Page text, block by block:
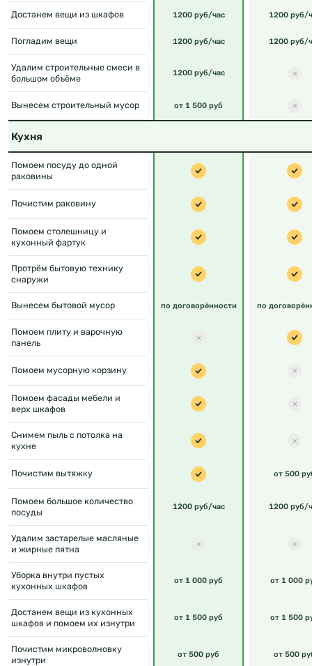
Достанем вещи из шкафов 1200 руб/час 1200 руб/
Погладим вещи 1200 руб/час 1200 руб/
Удалим строительные смеси в
большом объёме
1200 руб/час
Вынесем строительный мусор от 1 500 руб
Кухня
Помоем посуду до одной
раковины
Почистим раковину
Помоем столешницу и
кухонный фартук
Протрём бытовую технику
снаружи
Вынесем бытовой мусор по договорённости по
Помоем плиту и варочную
панель
Помоем мусорную корзину
Помоем фасады мебели и
верх шкафов
Снимем пыль с потолка на
кухне
Почистим вытяжку от 500
Помоем большое количество
посуды
1200 руб/час 1200 руб/
Удалим застарелые масляные
и жирные пятна
Уборка внутри пустых
кухонных шкафов
от 1 000 руб от 1 000
Достанем вещи из кухонных
шкафов и помоем их изнутри
от 1 500 руб от 1 500
Почистим микроволновку
изнутри
от 500 руб от 500